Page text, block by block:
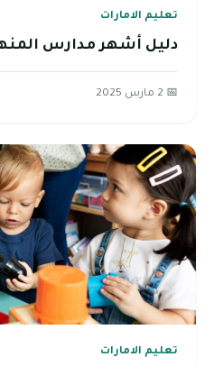
تعليم الامارات
دليل أشهر مدارس
📅 2 مارس 2025
تعليم الامارات